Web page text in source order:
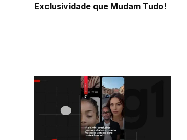
Exclusividade que Mudam Tudo!